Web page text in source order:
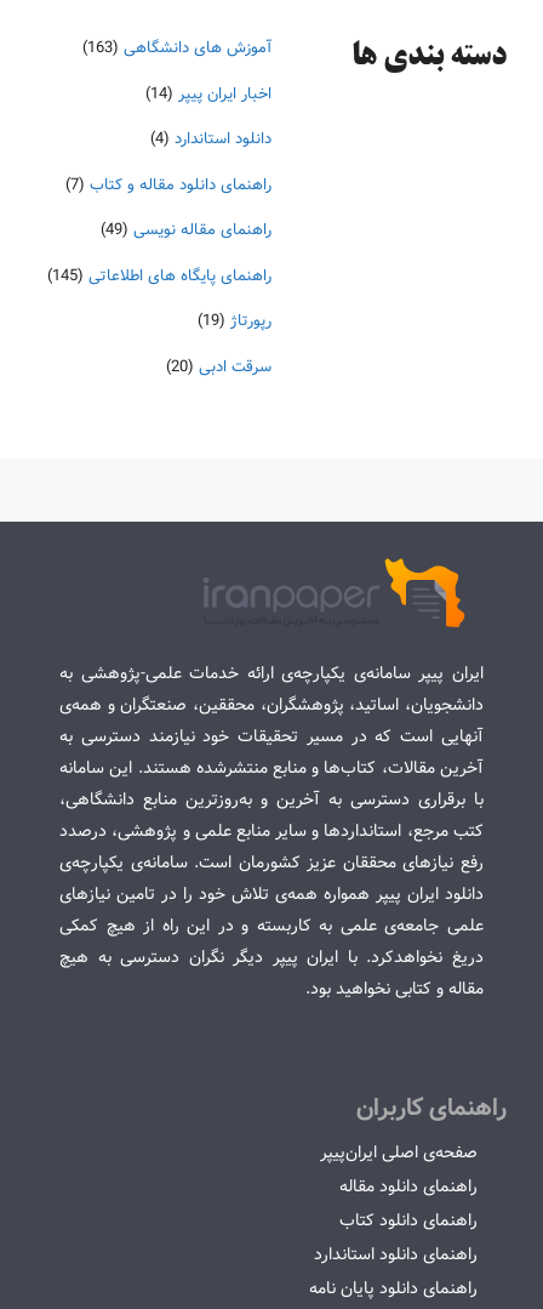
دسته‌ بندی ها آموزش های دانشگاهی (163)
اخبار ایران پیپر (14)
دانلود استاندارد (4)
راهنمای دانلود مقاله و کتاب (7)
راهنمای مقاله نویسی (49)
راهنمای پایگاه های اطلاعاتی (145)
رپورتاژ (19)
سرقت ادبی (20)
ایران پیپر سامانه‌ی یکپارچه‌ی ارائه خدمات علمی-پژوهشی به
دانشجویان، اساتید، پژوهشگران، محققین، صنعتگران و همه‌ی
آنهایی است که در مسیر تحقیقات خود نیازمند دسترسی به
آخرین مقالات، کتاب‌ها و منابع منتشرشده هستند. این سامانه
با برقراری دسترسی به آخرین و به‌روزترین منابع دانشگاهی،
کتب مرجع، استانداردها و سایر منابع علمی و پژوهشی، درصدد
رفع نیازهای محققان عزیز کشورمان است. سامانه‌ی یکپارچه‌ی
دانلود ایران پیپر همواره همه‌ی تلاش خود را در تامین نیازهای
علمی جامعه‌ی علمی به کاربسته و در این راه از هیچ کمکی
دریغ نخواهدکرد. با ایران پیپر دیگر نگران دسترسی به هیچ
مقاله و کتابی نخواهید بود.
راهنمای کاربران
صفحه‌ی اصلی ایران‌پیپر
راهنمای دانلود مقاله
راهنمای دانلود کتاب
راهنمای دانلود استاندارد
راهنمای دانلود پایان نامه